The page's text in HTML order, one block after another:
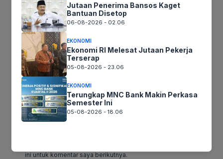
Email*
Situs Web
ini untuk komentar saya berikutnya.
Jutaan Penerima Bansos Kaget
Bantuan Disetop
06-08-2026 - 02.06
EKONOMI
Ekonomi RI Melesat Jutaan Pekerja
Terserap
05-08-2026 - 23.06
EKONOMI
Terungkap MNC Bank Makin Perkasa
Semester Ini
05-08-2026 - 18.06